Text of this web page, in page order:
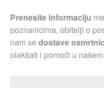
Prenesite informaciju
poznanicima, obitelji o
nam sedostave
olakšati i pomoći u